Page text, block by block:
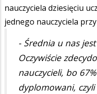
nauczyciela dziesięciu
jednego nauczyciela
- Średnia u nas
Oczywiście
nauczycieli, bo
dyplomowani,